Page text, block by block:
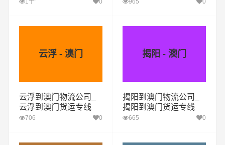
1千 0 965 0
云浮 - 澳门
云浮到澳门物流公司_
云浮到澳门货运专线
706 0
揭阳 - 澳门
揭阳到澳门物流公司_
揭阳到澳门货运专线
665 0